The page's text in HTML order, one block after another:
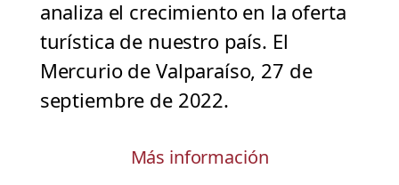
analiza el crecimiento en la oferta
turística de nuestro país. El
Mercurio de Valparaíso, 27 de
septiembre de 2022.
Más información